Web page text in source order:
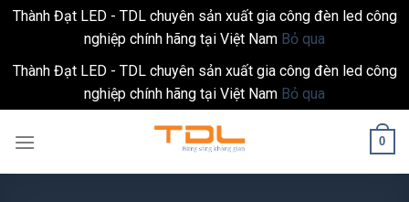
Thành Đạt LED - TDL chuyên sản xuất gia công đèn led công
nghiệp chính hãng tại Việt Nam Bỏ qua
Thành Đạt LED - TDL chuyên sản xuất gia công đèn led công
nghiệp chính hãng tại Việt Nam Bỏ qua
0